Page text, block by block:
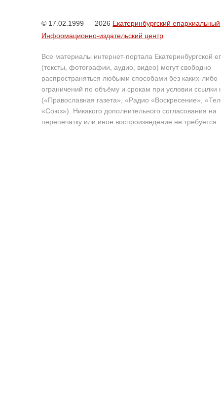
© 17.02.1999 — 2026 Екатеринбургский епархиальный
Информационно-издательский центр
Все материалы интернет-портала Екатеринбургской
(тексты, фотографии, аудио, видео) могут свободно
распространяться любыми способами без каких-либо
ограничений по объёму и срокам при условии ссылки
(«Православная газета», «Радио «Воскресение»,
«Союз»). Никакого дополнительного согласования на
перепечатку или иное воспроизведение не требуется.